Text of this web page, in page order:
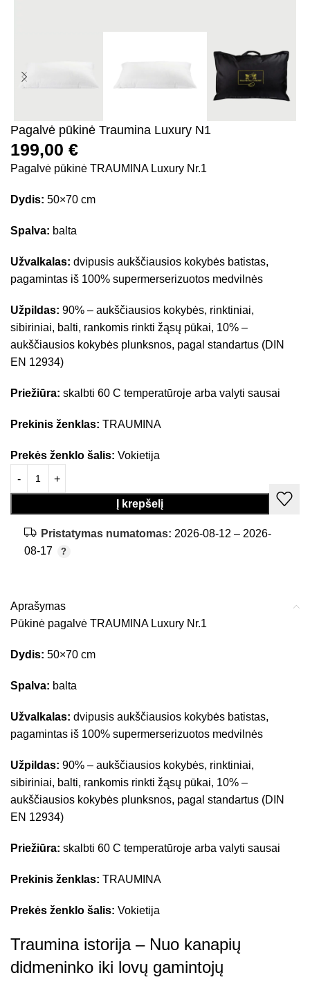
Pagalvė pūkinė Traumina Luxury N1
199,00 €
Pagalvė pūkinė TRAUMINA Luxury Nr.1
Dydis: 50×70 cm
Spalva: balta
Užvalkalas: dvipusis aukščiausios kokybės batistas,
pagamintas iš 100% supermerserizuotos medvilnės
Užpildas: 90% – aukščiausios kokybės, rinktiniai,
sibiriniai, balti, rankomis rinkti žąsų pūkai, 10% –
aukščiausios kokybės plunksnos, pagal standartus (DIN
EN 12934)
Priežiūra: skalbti 60 C temperatūroje arba valyti sausai
Prekinis ženklas: TRAUMINA
Prekės ženklo šalis: Vokietija
Į krepšelį
Pristatymas numatomas: 2026-08-12 – 2026-
08-17
Aprašymas
Pūkinė pagalvė TRAUMINA Luxury Nr.1
Dydis: 50×70 cm
Spalva: balta
Užvalkalas: dvipusis aukščiausios kokybės batistas,
pagamintas iš 100% supermerserizuotos medvilnės
Užpildas: 90% – aukščiausios kokybės, rinktiniai,
sibiriniai, balti, rankomis rinkti žąsų pūkai, 10% –
aukščiausios kokybės plunksnos, pagal standartus (DIN
EN 12934)
Priežiūra: skalbti 60 C temperatūroje arba valyti sausai
Prekinis ženklas: TRAUMINA
Prekės ženklo šalis: Vokietija
Traumina istorija – Nuo kanapių
didmeninko iki lovų gamintojų